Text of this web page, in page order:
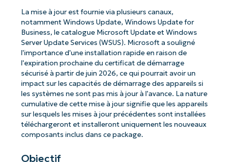
La mise à jour est fournie via plusieurs canaux,
notamment Windows Update, Windows Update for
Business, le catalogue Microsoft Update et Windows
Server Update Services (WSUS). Microsoft a souligné
l'importance d'une installation rapide en raison de
l'expiration prochaine du certificat de démarrage
sécurisé à partir de juin 2026, ce qui pourrait avoir un
impact sur les capacités de démarrage des appareils si
les systèmes ne sont pas mis à jour à l'avance. La nature
cumulative de cette mise à jour signifie que les appareils
sur lesquels les mises à jour précédentes sont installées
téléchargeront et installeront uniquement les nouveaux
composants inclus dans ce package.
Objectif